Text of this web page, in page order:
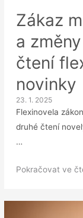
Zákaz
a
čtení
novinky
23. 1. 2025
Flexinovela
druhé čtení
…
Zákaz
Pokračovat ve